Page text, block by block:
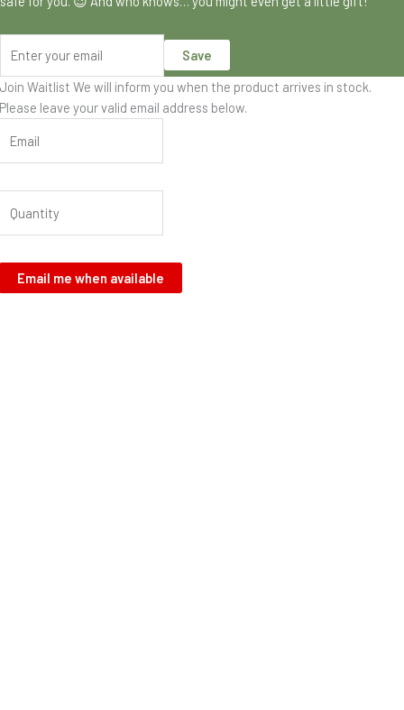
Save
Join Waitlist We will inform you when the product arrives in stock.
Please leave your valid email address below.
Email me when available